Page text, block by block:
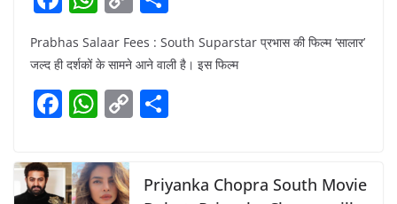
c
e
b
o
at
s
A
p
p
y
Li
ar
Prabhas Salaar Fees : South Suparstar प्रभास की फिल्म ‘सालार’
जल्द ही दर्शकों के सामने आने वाली है। इस फिल्म
F
c
e
W
at
s
C
y e
Priyanka Chopra South Movie